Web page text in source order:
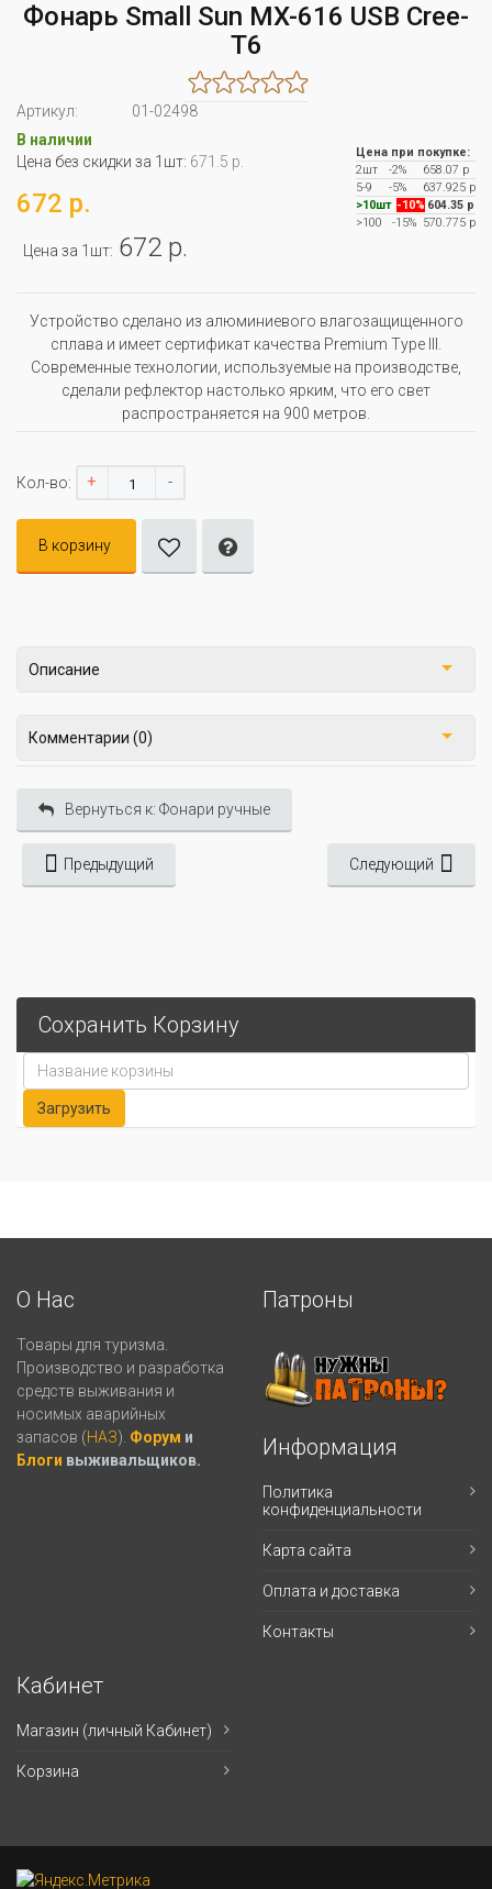
Фонарь Small Sun MX-616 USB Cree-
T6
Артикул:
01-02498
В наличии
Цена без скидки за 1шт: 671.5 р.
672 р.
Цена за 1шт: 672 р.
Цена при покупке:
2шт
-2%
658.07 р
5-9
-5%
637.925 р
>10шт -10% 604.35 р
>100
-15% 570.775 р
Устройство сделано из алюминиевого влагозащищенного
сплава и имеет сертификат качества Premium Type III.
Современные технологии, используемые на производстве,
сделали рефлектор настолько ярким, что его свет
распространяется на 900 метров.
Кол-во: + -
В корзину
Описание
Комментарии (0)
Вернуться к: Фонари ручные
Предыдущий Следующий
Сохранить Корзину
О Нас
Товары для туризма.
Производство и разработка
средств выживания и
носимых аварийных
запасов (НАЗ). Форум и
Блоги выживальщиков.
Патроны
Информация
Политика
конфиденциальности
Карта сайта
Оплата и доставка
Контакты
Кабинет
Магазин (личный Кабинет)
Корзина